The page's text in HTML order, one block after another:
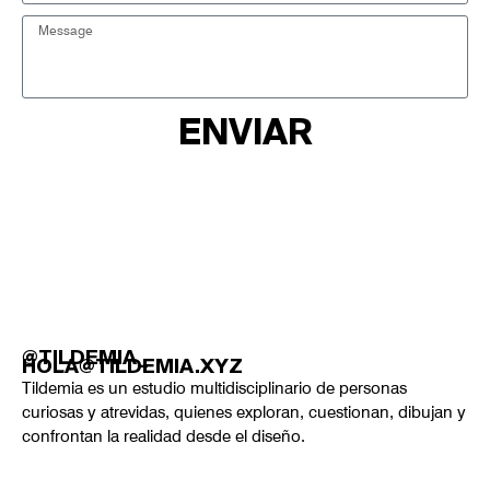
ENVIAR
@TILDEMIA_
HOLA@TILDEMIA.XYZ
Tildemia es un estudio multidisciplinario de personas
curiosas y atrevidas, quienes exploran, cuestionan, dibujan y
confrontan la realidad desde el diseño.